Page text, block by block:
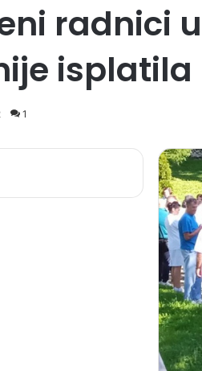
radnici
isplatila
1